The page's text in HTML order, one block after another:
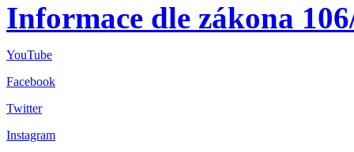
Informace dle zákona
YouTube
Facebook
Twitter
Instagram